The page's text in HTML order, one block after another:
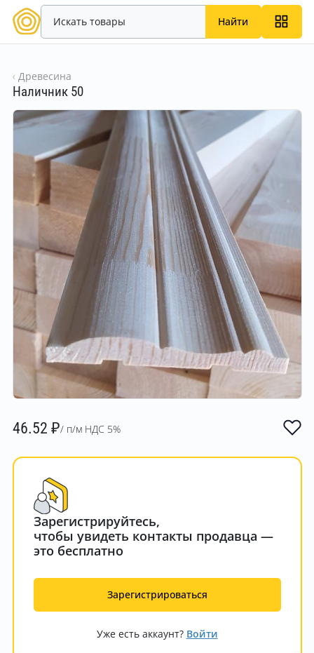
Найти
Древесина
Наличник 50
46.52 ₽/ п/м НДС 5%
Зарегистрируйтесь,
чтобы увидеть контакты продавца —
это бесплатно
Зарегистрироваться
Уже есть аккаунт? Войти